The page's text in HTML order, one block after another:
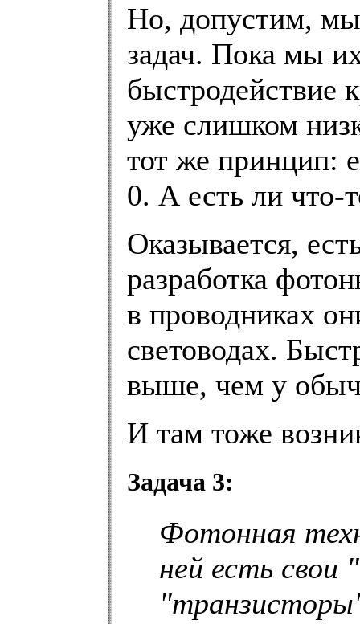
Но, допустим,
задач. Пока мы
быстродействие
уже слишком
тот же принцип:
0. А есть ли что-
Оказывается,
разработка
в проводниках
световодах.
выше, чем у
И там тоже
Задача 3:
Фотонная
ней есть свои